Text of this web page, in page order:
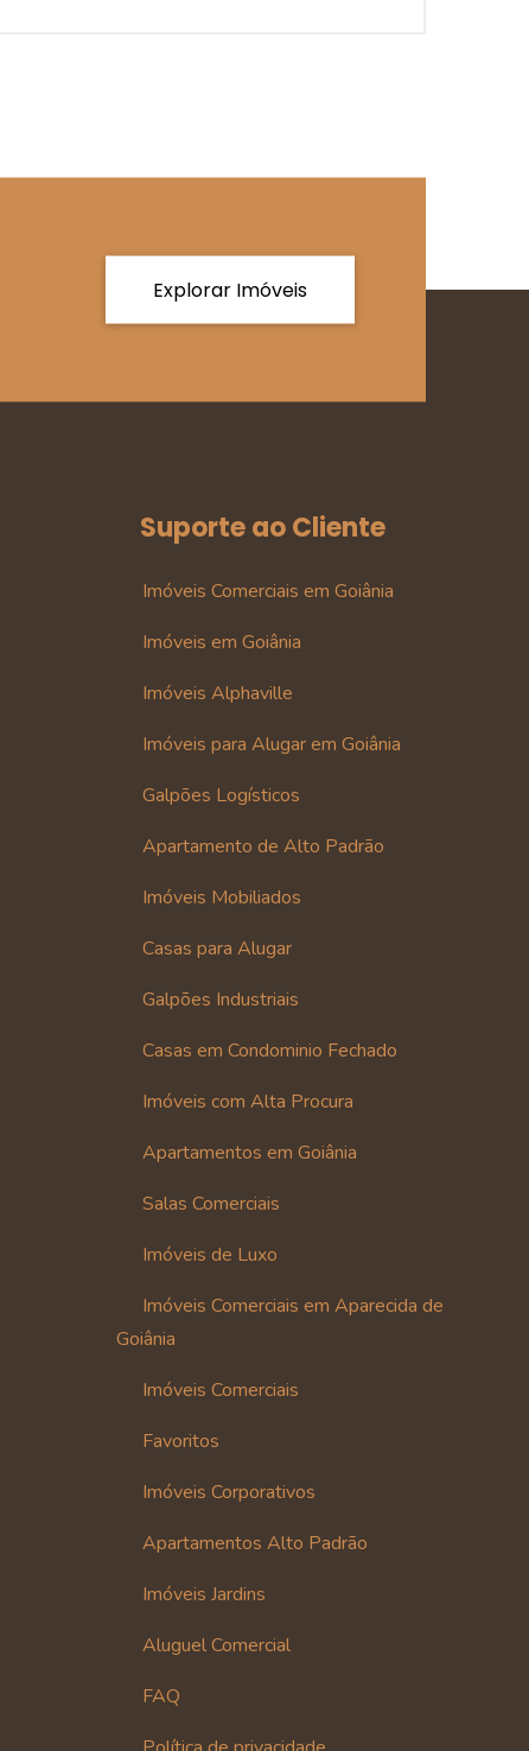
Explorar Imóveis
Suporte ao Cliente
Imóveis Comerciais em Goiânia
Imóveis em Goiânia
Imóveis Alphaville
Imóveis para Alugar em Goiânia
Galpões Logísticos
Apartamento de Alto Padrão
Imóveis Mobiliados
Casas para Alugar
Galpões Industriais
Casas em Condominio Fechado
Imóveis com Alta Procura
Apartamentos em Goiânia
Salas Comerciais
Imóveis de Luxo
Imóveis Comerciais em Aparecida de
Goiânia
Imóveis Comerciais
Favoritos
Imóveis Corporativos
Apartamentos Alto Padrão
Imóveis Jardins
Aluguel Comercial
FAQ